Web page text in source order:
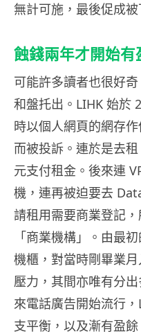
無計可施，最後促成
蝕錢兩年才開始有
可能許多讀者也很好
和盤托出。LIHK 始於
時以個人網頁的網存
而被投訴。連於是去
元支付租金。後來連
機，連再被迫要去
請租用需要商業登記
「商業機構」。由最
機櫃，對當時剛畢業
壓力，其間亦唯有分
來電話廣告開始流行
支平衡，以及漸有盈